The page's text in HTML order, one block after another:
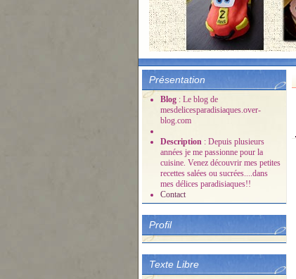
Présentation
Blog : Le blog de
mesdelicesparadisiaques.over-
blog.com
Description : Depuis plusieurs
années je me passionne pour la
cuisine. Venez découvrir mes petites
recettes salées ou sucrées....dans
mes délices paradisiaques!!
Contact
Profil
Texte Libre